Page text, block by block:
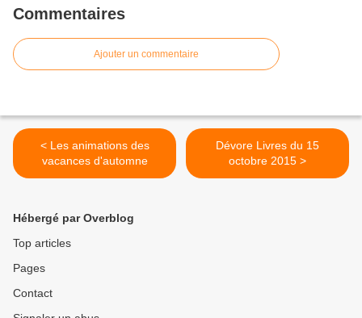
Commentaires
Ajouter un commentaire
< Les animations des
vacances d'automne
Dévore Livres du 15
octobre 2015 >
Hébergé par Overblog
Top articles
Pages
Contact